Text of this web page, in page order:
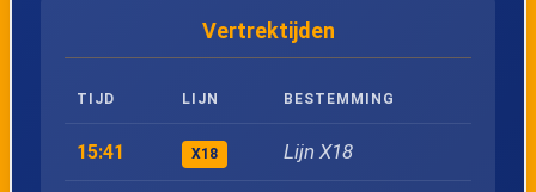
Lommel, Autoweg
25 Overpelt, Ziekenhuis
Vertrektijden
TIJD LIJN BESTEMMING
15:41 X18 Lijn X18